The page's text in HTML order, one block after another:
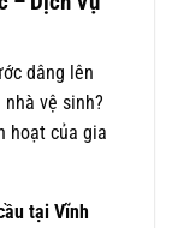
dâng lên
vệ sinh?
hoạt của gia
tại Vĩnh